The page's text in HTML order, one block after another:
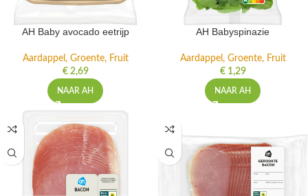
AH Baby avocado eetrijp
Aardappel, Groente, Fruit
€2,69
NAAR AH
AH Babyspinazie
Aardappel, Groente, Fruit
€1,29
NAAR AH